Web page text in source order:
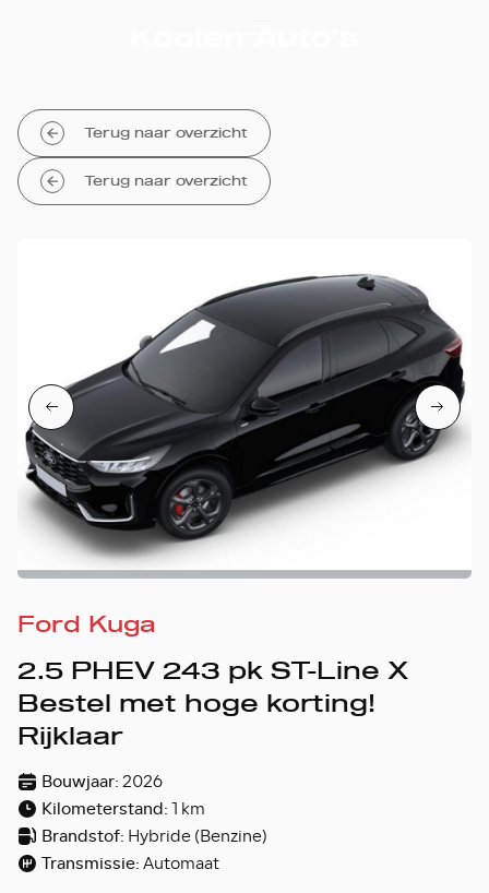
Terug naar overzicht
Terug naar overzicht
Ford Kuga
2.5 PHEV 243 pk ST-Line X
Bestel met hoge korting!
Rijklaar
Bouwjaar:2026
Kilometerstand:1 km
Brandstof: Hybride (Benzine)
Transmissie:Automaat